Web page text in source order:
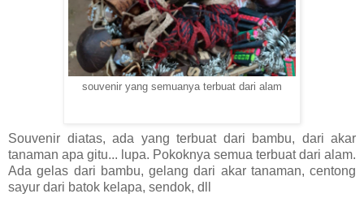
souvenir yang semuanya terbuat dari alam
Souvenir diatas, ada yang terbuat dari bambu, dari akar
tanaman apa gitu... lupa. Pokoknya semua terbuat dari alam.
Ada gelas dari bambu, gelang dari akar tanaman, centong
sayur dari batok kelapa, sendok, dll